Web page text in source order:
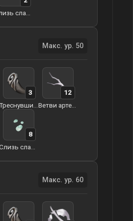
Макс. ур. 50
3
12
8
Макс. ур. 60